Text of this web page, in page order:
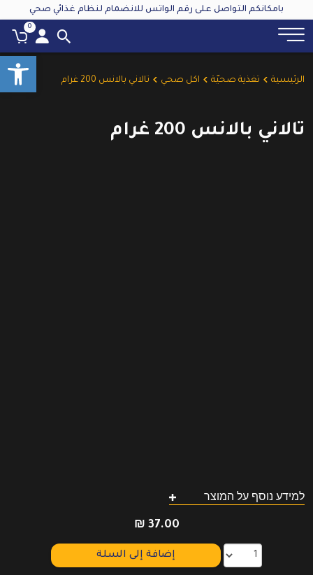
بامكانكم التواصل على رقم الواتس للانضمام لنظام غذائي صحي
0
الرئيسية تغذية صحيّة اكل صحي تالاني بالانس 200 غرام
تالاني بالانس 200 غرام
למידע נוסף על המוצר
₪ 37.00
إضافة إلى السلة